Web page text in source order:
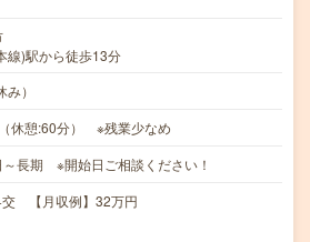
線)駅から徒歩13分
）
休憩:60分） ※残業少なめ
～長期 ※開始日ご相談ください！
交 【月収例】32万円